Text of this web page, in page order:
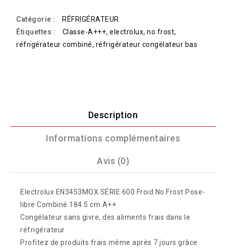
Catégorie :
RÉFRIGÉRATEUR
Étiquettes :
Classe-A+++,electrolux,no frost,
réfrigérateur combiné, réfrigérateur congélateur bas
Description
Informations complémentaires
Avis (0)
Electrolux EN3453MOX SÉRIE 600 Froid No Frost Pose-
libre Combiné 184.5 cm A++
Congélateur sans givre, des aliments frais dans le
réfrigérateur
Profitez de produits frais même après 7 jours grâce